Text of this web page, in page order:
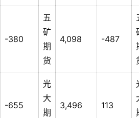
-380
五
矿
期
货
4,098 -487
-655
光
大
期
3,496 113